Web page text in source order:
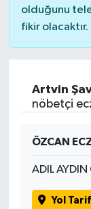
olduğunu
fikir olacaktır.
Artvin
nöbetçi
ÖZCAN
ADIL
Yol